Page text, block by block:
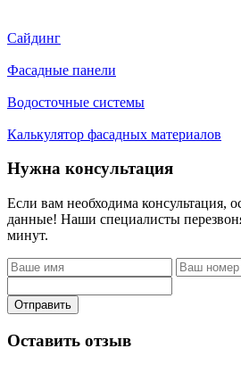
Сайдинг
Фасадные панели
Водосточные системы
Калькулятор фасадных материалов
Нужна консультация
Если вам необходима консультация,
данные! Наши специалисты
минут.
Отправить
Оставить отзыв